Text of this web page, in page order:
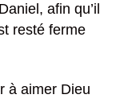
afin qu’il
resté ferme
à aimer Dieu